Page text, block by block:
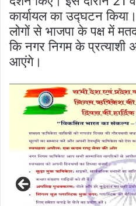
कार्यायल का उद्घटन
लोगों से भाजपा के पक्ष में
कि नगर निगम के
आएंगे।